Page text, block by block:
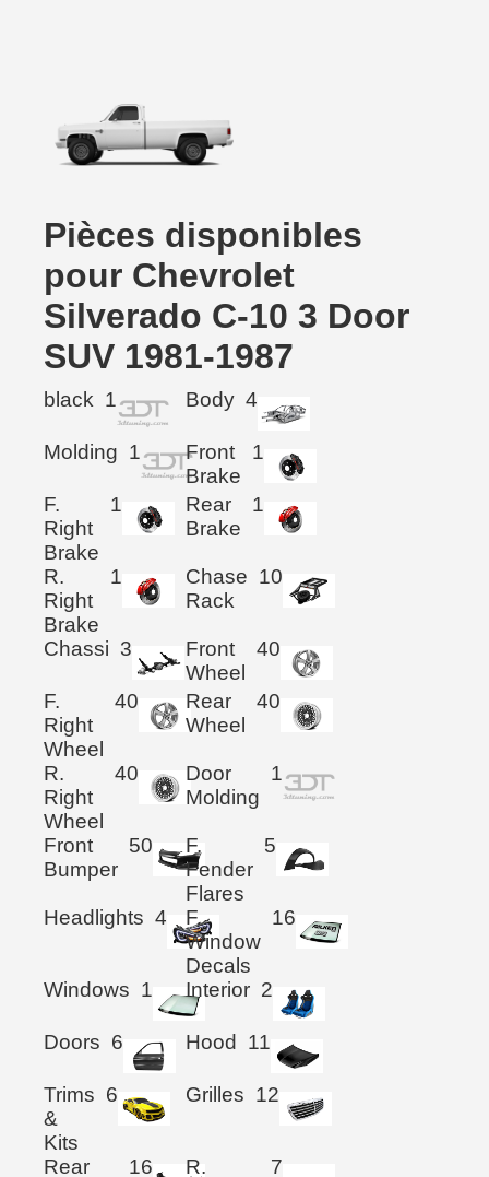
Pièces disponibles
pour Chevrolet
Silverado C-10 3 Door
SUV 1981-1987
black 1 Body 4
Molding 1
Front
Brake
1
F.
Right
Brake
1
Rear
Brake
1
R.
Right
Brake
1
Chase
Rack
10
Chassi 3
Front
Wheel
40
F.
Right
Wheel
40
Rear
Wheel
40
R.
Right
Wheel
40
Door
Molding
1
Front
Bumper
50
F.
Fender
Flares
5
Headlights 4
F.
Window
Decals
16
Windows 1 Interior 2
Doors 6 Hood 11
Trims
&
Kits
6 Grilles 12
Rear
16
R.
7